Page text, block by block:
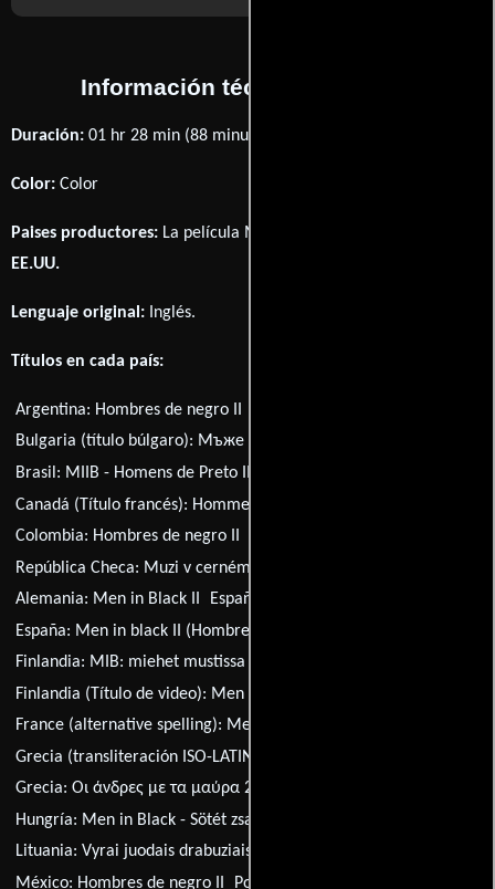
Información técnica y general
Duración: 01 hr 28 min (88 minutos) .
Color: Color
Paises productores: La película Men in Black II fué producida en
EE.UU.
Lenguaje original: Inglés.
Títulos en cada país:
Argentina: Hombres de negro II
Bulgaria (título búlgaro): Мъже в черно 2
Brasil: MIIB - Homens de Preto II
Canadá (Título francés): Hommes en noir II
Colombia: Hombres de negro II
República Checa: Muzi v cerném 2
Alemania: Men in Black II España:
España: Men in black II (Hombres de negro II)
Finlandia: MIB: miehet mustissa 2
Finlandia (Título de video): Men in Black II: miehet mustissa II
France (alternative spelling): Men in Black 2
Grecia (transliteración ISO-LATIN-1):
Grecia:Οι άνδρες με τα μαύρα 2
Hungría: Men in Black - Sötét zsaruk 2.
Lituania:Vyrai juodais drabuziais II
México: Hombres de negro II Polonia: